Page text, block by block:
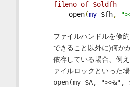
fileno of $oldfh
open(my $fh,
ファイルハンドルを倹
できること以外に)何か
依存している場合、例
ァイルロックといった場
open(my $A, ">>&",